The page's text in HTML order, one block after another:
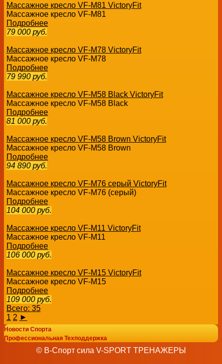
Массажное кресло VF-M81 VictoryFit
Массажное кресло VF-M81
Подробнее
79 000 руб.
Массажное кресло VF-M78 VictoryFit
Массажное кресло VF-M78
Подробнее
79 990 руб.
Массажное кресло VF-M58 Black VictoryFit
Массажное кресло VF-M58 Black
Подробнее
81 000 руб.
Массажное кресло VF-M58 Brown VictoryFit
Массажное кресло VF-M58 Brown
Подробнее
94 890 руб.
Массажное кресло VF-M76 серый VictoryFit
Массажное кресло VF-M76 (серый)
Подробнее
104 000 руб.
Массажное кресло VF-M11 VictoryFit
Массажное кресло VF-M11
Подробнее
106 000 руб.
Массажное кресло VF-M15 VictoryFit
Массажное кресло VF-M15
Подробнее
109 000 руб.
Всего: 35
1 2 ►
Новости Спорта
Профессиональная Техподдержка
© В-Спорт сила V-SPORT ТРЕНАЖЕРЫ